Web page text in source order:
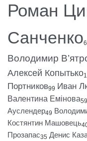
Роман
Санченко
Володимир
Алексей Копытько
Портников99 Иван
Валентина Емінова59
Ауслендер49
Костянтин Машовець
Прозапас35 Денис